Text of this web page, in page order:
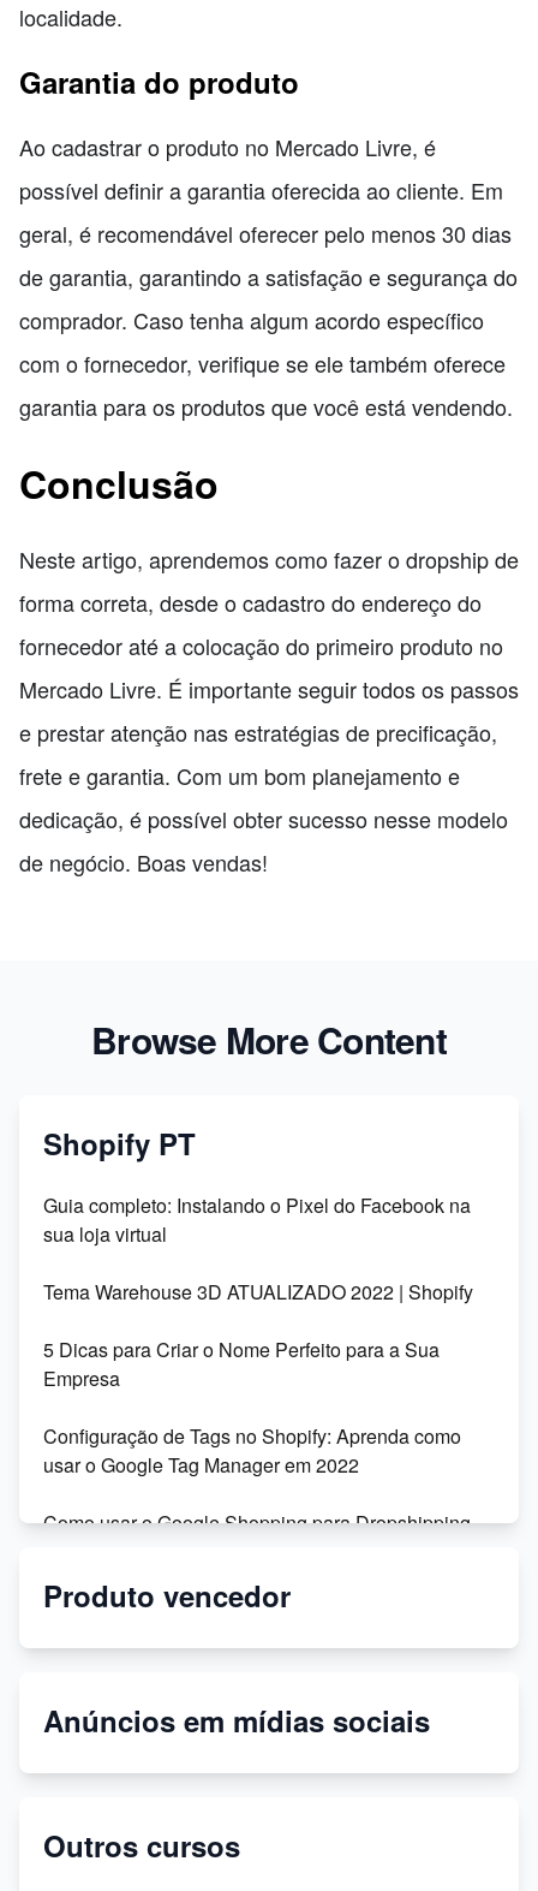
localidade.
Garantia do produto
Ao cadastrar o produto no Mercado Livre, é
possível definir a garantia oferecida ao cliente. Em
geral, é recomendável oferecer pelo menos 30 dias
de garantia, garantindo a satisfação e segurança do
comprador. Caso tenha algum acordo específico
com o fornecedor, verifique se ele também oferece
garantia para os produtos que você está vendendo.
Conclusão
Neste artigo, aprendemos como fazer o dropship de
forma correta, desde o cadastro do endereço do
fornecedor até a colocação do primeiro produto no
Mercado Livre. É importante seguir todos os passos
e prestar atenção nas estratégias de precificação,
frete e garantia. Com um bom planejamento e
dedicação, é possível obter sucesso nesse modelo
de negócio. Boas vendas!
Browse More Content
Shopify PT
Guia completo: Instalando o Pixel do Facebook na
sua loja virtual
Tema Warehouse 3D ATUALIZADO 2022 | Shopify
5 Dicas para Criar o Nome Perfeito para a Sua
Empresa
Configuração de Tags no Shopify: Aprenda como
usar o Google Tag Manager em 2022
Como usar o Google Shopping para Dropshipping
Migração da Shoptime para o DSync: Recursos,
códigos
Temas secretos gratuitos para sua loja virtual!
Como criar uma página de política de privacidade no
Produto vencedor
Anúncios em mídias sociais
Outros cursos